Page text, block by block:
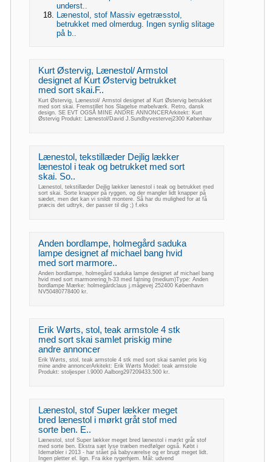
underst..
Lænestol, stof Massiv egetræsstol,
betrukket med olmerdug. Ingen synlig slitage
på b..
Kurt Østervig, Lænestol/ Armstol
designet af Kurt Østervig betrukket
med sort skai.F..
Kurt Østervig, Lænestol/ Armstol designet af Kurt Østervig betrukket
med sort skai. Fremstillet hos Slagelse møbelværk. Retro, dansk
design. SE EVT OGSÅ MINE ANDRE ANNONCERArkitekt: Kurt
Østervig Produkt: Lænestol/David J.Sundbyvestervej2300 Københav
Lænestol, tekstillæder Dejlig lækker
lænestol i teak og betrukket med sort
skai. So..
Lænestol, tekstillæder Dejlig lækker lænestol i teak og betrukket med
sort skai. Sorte knapper på ryggen, og der mangler lidt knapper på
sædet, men det kan vi snildt montere. Så har du mulighed for at få
præcis det udtryk, der passer til dig ;) f.eks
Anden bordlampe, holmegård saduka
lampe designet af michael bang hvid
med sort marmore..
Anden bordlampe, holmegård saduka lampe designet af michael bang
hvid med sort marmorering h-33 med fatning (medium)Type: Anden
bordlampe Mærke: holmegårdclaus j.mågevej 252400 København
NV50480778400 kr.
Erik Wørts, stol, teak armstole 4 stk
med sort skai samlet priskig mine
andre annoncer
Erik Wørts, stol, teak armstole 4 stk med sort skai samlet pris kig
mine andre annoncerArkitekt: Erik Wørts Model: teak armstole
Produkt: stoljesper l.9000 Aalborg297209433.500 kr.
Lænestol, stof Super lækker meget
bred lænestol i mørkt gråt stof med
sorte ben. E..
Lænestol, stof Super lækker meget bred lænestol i mørkt gråt stof
med sorte ben. Ekstra sæt lyse træben medfølger også. Købt i
Idemøbler i 2013 - har stået på babyværelse og er brugt meget lidt.
Ingen pletter el. lign. Fra ikke rygerhjem. Mål: udvend